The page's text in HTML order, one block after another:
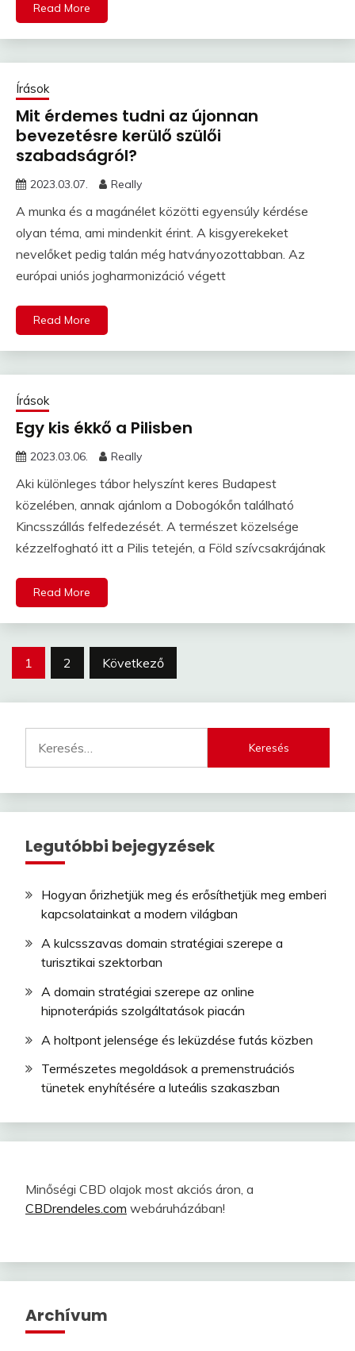
Read More
Írások
Mit érdemes tudni az újonnan
bevezetésre kerülő szülői
szabadságról?
2023.03.07. Really
A munka és a magánélet közötti egyensúly kérdése
olyan téma, ami mindenkit érint. A kisgyerekeket
nevelőket pedig talán még hatványozottabban. Az
európai uniós jogharmonizáció végett
Read More
Írások
Egy kis ékkő a Pilisben
2023.03.06. Really
Aki különleges tábor helyszínt keres Budapest
közelében, annak ajánlom a Dobogókőn található
Kincsszállás felfedezését. A természet közelsége
kézzelfogható itt a Pilis tetején, a Föld szívcsakrájának
Read More
Bejegyzések
1 2 Következő
Legutóbbi bejegyzések
Hogyan őrizhetjük meg és erősíthetjük meg emberi
kapcsolatainkat a modern világban
A kulcsszavas domain stratégiai szerepe a
turisztikai szektorban
A domain stratégiai szerepe az online
hipnoterápiás szolgáltatások piacán
A holtpont jelensége és leküzdése futás közben
Természetes megoldások a premenstruációs
tünetek enyhítésére a luteális szakaszban
Minőségi CBD olajok most akciós áron, a
CBDrendeles.com webáruházában!
Archívum